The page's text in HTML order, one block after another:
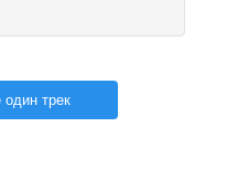
трек